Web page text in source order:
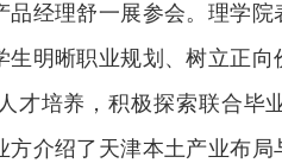
品经理舒一展参会。理学
生明晰职业规划、树立正
才培养，积极探索联合毕
介绍了天津本土产业布